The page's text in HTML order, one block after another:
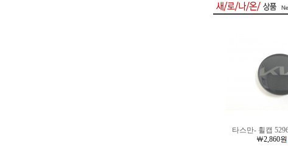
타스만- 휠캡
￦2,860원